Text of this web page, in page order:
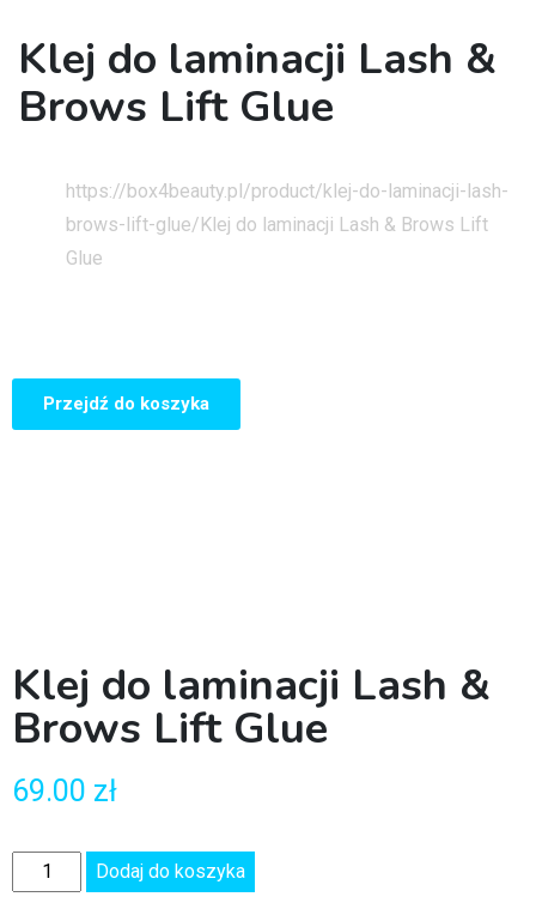
Klej do laminacji Lash &
Brows Lift Glue
https://box4beauty.pl/product/klej-do-laminacji-lash-
brows-lift-glue/Klej do laminacji Lash & Brows Lift
Glue
Przejdź do koszyka
Klej do laminacji Lash &
Brows Lift Glue
69.00 zł
Dodaj do koszyka